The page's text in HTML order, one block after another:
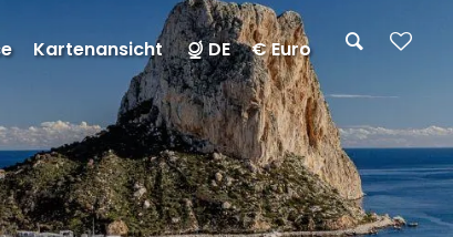
Kartenansicht DE € Euro